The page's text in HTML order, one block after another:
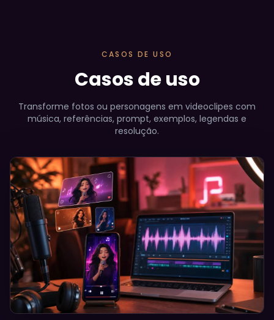
CASOS DE USO
Casos de uso
Transforme fotos ou personagens em videoclipes com
música, referências, prompt, exemplos, legendas e
resolução.